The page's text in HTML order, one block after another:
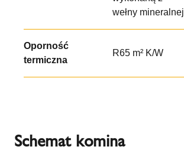
wełny mineralnej
Oporność
termiczna
R65 m² K/W
Schemat komina